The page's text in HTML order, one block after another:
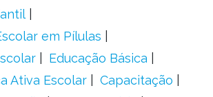
em Pílulas
Educação Básica
Ativa Escolar
Capacitação